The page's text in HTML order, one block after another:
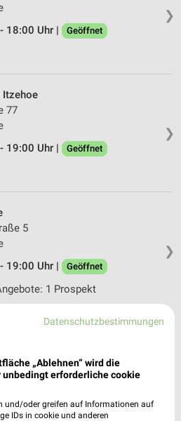
❯
18:00 Uhr |
Geöffnet
❯
Itzehoe
77
19:00 Uhr |
Geöffnet
❯
5
19:00 Uhr |
Geöffnet
1 Prospekt
Ulzburg
20:00 Uhr |
Datenschutzbestimmungen
„Ablehnen“ wird die
erforderliche cookie
und/oder greifen auf Informationen auf
IDs in cookie und anderen